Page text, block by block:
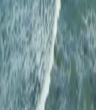
신발끈 정보
신발끈스토리
99 different holidays
슈캐스트
세계여행정보
여행공식
체력지수와 서비스레벨
가이드 운영 안내
여행지